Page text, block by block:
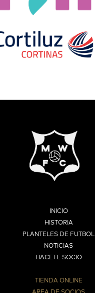
INICIO
HISTORIA
PLANTELES DE FUTBOL
NOTICIAS
HACETE SOCIO
TIENDA ONLINE